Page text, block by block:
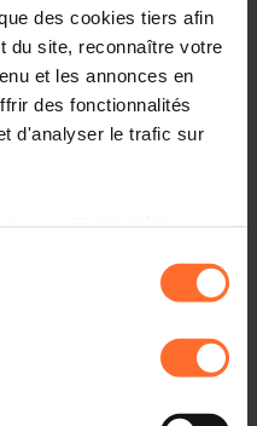
des cookies tiers afin
du site, reconnaître votre
et les annonces en
des fonctionnalités
d'analyser le trafic sur
nécessaires au
des différents
« Détails » ci-
ducal modifiant le
2003 concernant les
relatif à l'avant-.projet
rubrique ainsi que l'avis